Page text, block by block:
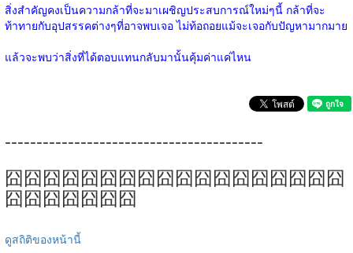
สิ่งสำคัญคงเป็นความกล้าที่จะมาเผชิญประสบการณ์ใหม่ๆนี้ กล้าที่จะ
ท้าทายกับอุปสรรคต่างๆที่อาจพบเจอ ไม่ท้อถอยแม้จะเจอกับปัญหามากมาย
แล้วจะพบว่าสิ่งที่ได้ตอบแทนกลับมานั้นคุ้มค่าแค่ไหน
-----------------------------------------
囧囧囧囧囧囧囧囧囧囧囧囧囧囧囧囧囧囧
囧囧囧囧囧囧囧
ดูสถิติของหน้านี้